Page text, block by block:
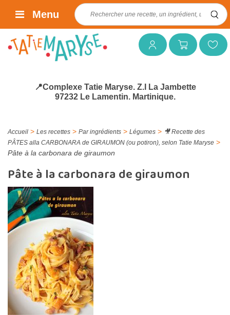
Mon compteMon panierMes favoris
Rechercher :
Menu
📍Complexe Tatie Maryse. Z.I La Jambette
97232 Le Lamentin. Martinique.
Accueil > Les recettes > Par ingrédients > Légumes > 🎥 Recette des
PÂTES alla CARBONARA de GIRAUMON (ou potiron), selon Tatie Maryse >
Pâte à la carbonara de giraumon
Pâte à la carbonara de giraumon